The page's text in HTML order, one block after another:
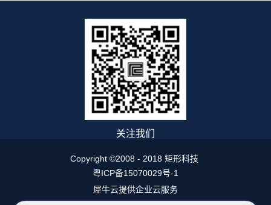
关注我们
Copyright ©2008 - 2018 矩形科技
粤ICP备15070029号-1
犀牛云提供企业云服务